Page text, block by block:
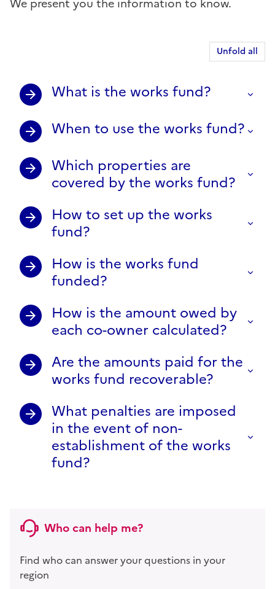
Unfold all
What is the works fund?
When to use the works fund?
Which properties are
covered by the works fund?
How to set up the works
fund?
How is the works fund
funded?
How is the amount owed by
each co-owner calculated?
Are the amounts paid for the
works fund recoverable?
What penalties are imposed
in the event of non-
establishment of the works
fund?
Who can help me?
Find who can answer your questions in your
region